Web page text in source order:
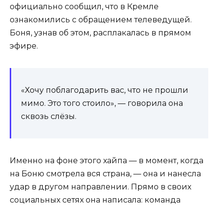
официально сообщил, что в Кремле
ознакомились с обращением телеведущей.
Боня, узнав об этом, расплакалась в прямом
эфире.
«Хочу поблагодарить вас, что не прошли
мимо. Это того стоило», — говорила она
сквозь слёзы.
Именно на фоне этого хайпа — в момент, когда
на Боню смотрела вся страна, — она и нанесла
удар в другом направлении. Прямо в своих
социальных сетях она написала: команда